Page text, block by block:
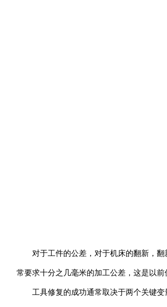
对于工件的公差，对于机床的翻新，
常要求十分之几毫米的加工公差，这是以
工具修复的成功通常取决于两个关键